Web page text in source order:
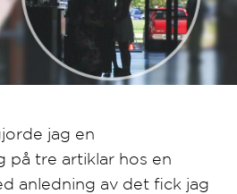
jag en
på tre artiklar hos en
anledning av det fick jag